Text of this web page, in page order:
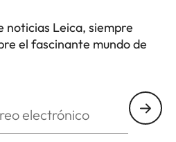
noticias Leica, siempre
el fascinante mundo de